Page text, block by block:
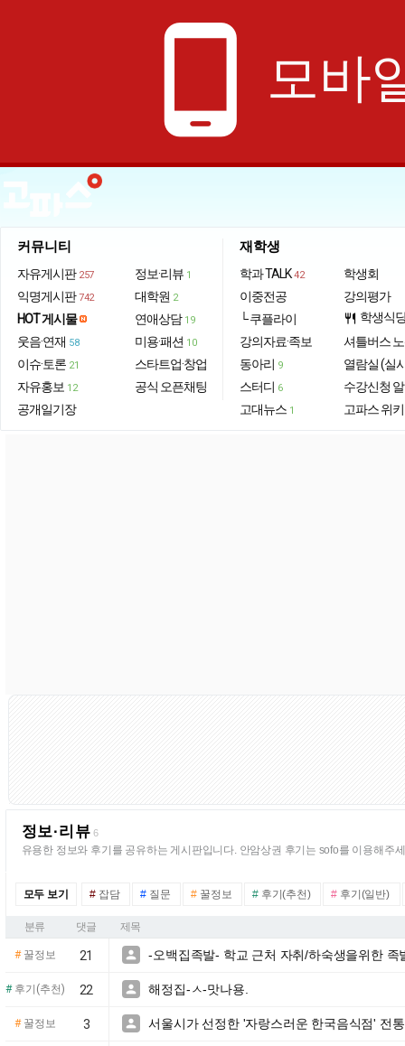
phone_android 모바
커뮤니티
자유게시판 257
익명게시판 742
HOT 게시물
웃음·연재 58
이슈·토론 21
자유홍보 12
공개일기장
정보·리뷰 1
대학원 2
연애상담 19
미용·패션 10
스타트업·창업
공식 오픈채팅
재학생
학과 TALK 42
이중전공
└ 쿠플라이
강의자료·족보
동아리 9
스터디 6
고대뉴스 1
학생회
강의평가
restaurant 학생식
셔틀버스
열람실 (실
수강신청
고파스 위키
정보·리뷰 6
유용한 정보와 후기를 공유하는 게시판입니다. 안암상권 후기는 sofo를 이용해주
모두 보기 # 잡담 # 질문 # 꿀정보 # 후기(추천) # 후기(일반)
분류 댓글 제목
#꿀정보 21  -오백집족발- 학교 근처 자취/하숙생을위한 족
#후기(추천) 22  해정집-ㅅ-맛나용.
#꿀정보 3  서울시가 선정한 '자랑스러운 한국음식점' 전